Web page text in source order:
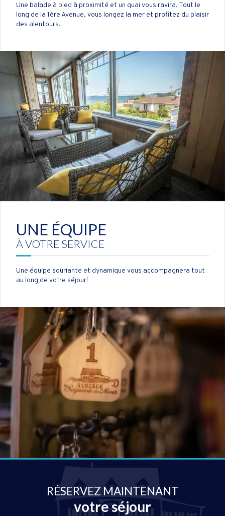
Une balade à pied à proximité et un quai vous ravira. Tout le
long de la 1ère Avenue, vous longez la mer et profitez du plaisir
des alentours.
UNE ÉQUIPE
À VOTRE SERVICE
Une équipe souriante et dynamique vous accompagnera tout
au long de votre séjour!
RÉSERVEZ MAINTENANT
votre séjour